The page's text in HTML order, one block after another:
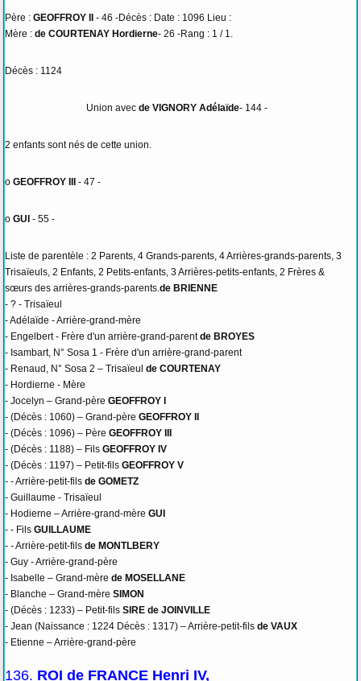
Père : GEOFFROY II - 46 -Décès : Date : 1096 Lieu :
Mère : de COURTENAY Hordierne- 26 -Rang : 1 / 1.
Décès : 1124
Union avec de VIGNORY Adélaïde- 144 -
2 enfants sont nés de cette union.
o GEOFFROY III - 47 -
o GUI - 55 -
Liste de parentèle : 2 Parents, 4 Grands-parents, 4 Arrières-grands-parents, 3
Trisaïeuls, 2 Enfants, 2 Petits-enfants, 3 Arrières-petits-enfants, 2 Frères &
sœurs des arrières-grands-parents.de BRIENNE
- ? - Trisaïeul
- Adélaïde - Arrière-grand-mère
- Engelbert - Frère d'un arrière-grand-parentde BROYES
- Isambart, N° Sosa 1 - Frère d'un arrière-grand-parent
- Renaud, N° Sosa 2 – Trisaïeul de COURTENAY
- Hordierne - Mère
- Jocelyn – Grand-père GEOFFROY I
- (Décès : 1060) – Grand-père GEOFFROY II
- (Décès : 1096) – Père GEOFFROY III
- (Décès : 1188) – Fils GEOFFROY IV
- (Décès : 1197) – Petit-fils GEOFFROY V
- - Arrière-petit-fils de GOMETZ
- Guillaume - Trisaïeul
- Hodierne – Arrière-grand-mère GUI
- - Fils GUILLAUME
- - Arrière-petit-fils de MONTLBERY
- Guy - Arrière-grand-père
- Isabelle – Grand-mère de MOSELLANE
- Blanche – Grand-mère SIMON
- (Décès : 1233) – Petit-fils SIRE de JOINVILLE
- Jean (Naissance : 1224 Décès : 1317) – Arrière-petit-fils de VAUX
- Etienne – Arrière-grand-père
136. ROI de FRANCE Henri IV,